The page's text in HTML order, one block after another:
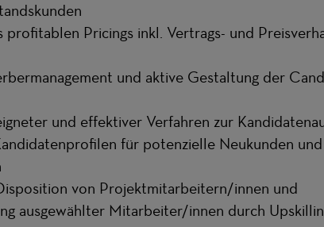
profitablen Pricings inkl. Vertrags- und
und aktive Gestaltung der
und effektiver Verfahren zur
für potenzielle Neukunden und
von Projektmitarbeitern/innen und
ausgewählter Mitarbeiter/innen durch